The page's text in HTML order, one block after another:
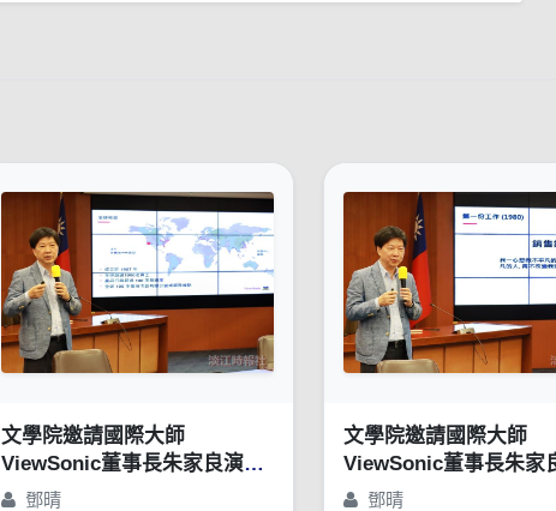
文學院邀請國際大師
ViewSonic董事長朱家良演講
「苦幹、實幹，還得用對方
鄧晴
文學院邀請國際大師
ViewSonic董事長朱家
「苦幹、實幹，還得用
鄧晴